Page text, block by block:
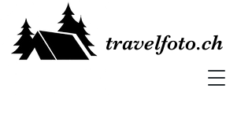
travelfoto.ch